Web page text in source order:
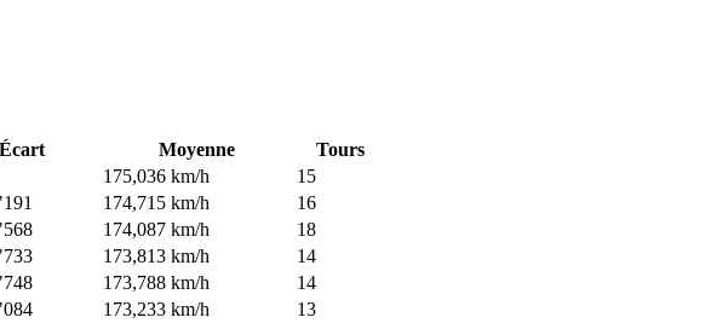
Écart Moyenne
Tours
175,036 km/h
15
174,715 km/h
16
174,087 km/h
18
173,813 km/h
14
173,788 km/h
14
173,233 km/h
13